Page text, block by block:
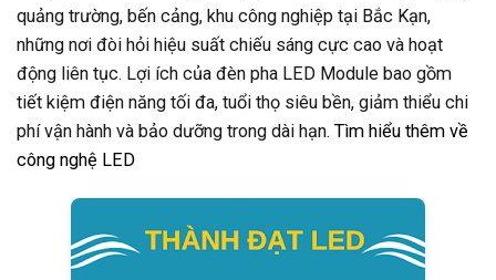
quảng trường, bến cảng, khu công nghiệp tại Bắc Kạn,
những nơi đòi hỏi hiệu suất chiếu sáng cực cao và hoạt
động liên tục. Lợi ích của đèn pha LED Module bao gồm
tiết kiệm điện năng tối đa, tuổi thọ siêu bền, giảm thiểu chi
phí vận hành và bảo dưỡng trong dài hạn. Tìm hiểu thêm về
công nghệ LED